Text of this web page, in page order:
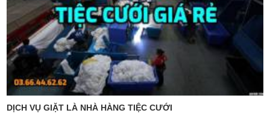
DỊCH VỤ GIẶT LÀ NHÀ HÀNG TIỆC CƯỚI